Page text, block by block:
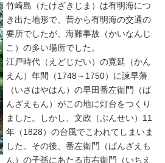
竹崎島（たけざきじま）は有明海につ
き出た地形で、昔から有明海の交通の
要所でしたが、海難事故（かいなんじ
こ）の多い場所でした。
江戸時代（えどじだい）の寛延（かん
えん）年間（1748～1750）に諫早藩
（いさはやはん）の早田番左衛門（ば
んざえもん）がこの地に灯台をつくり
ました。しかし、文政（ぶんせい）11
年（1828）の台風でこわれてしまいま
した。その後、番左衛門（ばんざえも
ん）の子孫にあたる市右衛門（いちえ